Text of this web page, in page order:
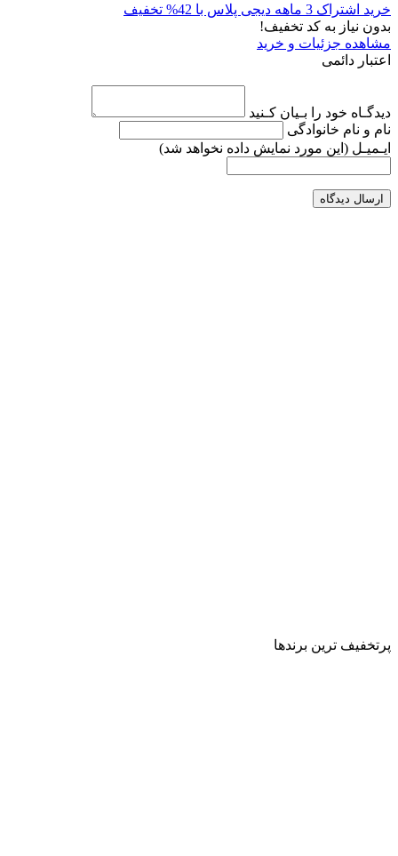
خرید اشتراک 3 ماهه دیجی پلاس با 42% تخفیف
بدون نیاز به کد تخفیف!
مشاهده جزئیات و خرید
اعتبار دائمی
دیدگـاه خود را بـیان کـنید
نام و نام خانوادگی
ایـمیـل (این مورد نمایش داده نخواهد شد)
ارسال دیدگاه
پرتخفیف ترین برندها